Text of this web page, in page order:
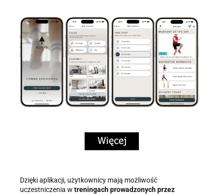
Dzięki aplikacji, użytkownicy mają możliwość
uczestniczenia w treningach prowadzonych przez